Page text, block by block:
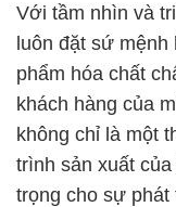
Xút Vảy 98%
# Địa chỉ cung
Xút Vảy 98%
# Cty chuyên
Xút Vảy 98%
# Công ty bán ©
Vảy 98%